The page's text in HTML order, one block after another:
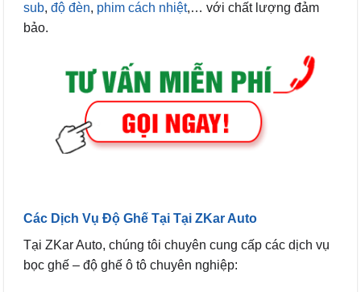
sub, độ đèn, phim cách nhiệt,… với chất lượng đảm
bảo.
Các Dịch Vụ Độ Ghế Tại Tại ZKar Auto
Tại ZKar Auto, chúng tôi chuyên cung cấp các dịch vụ
bọc ghế – độ ghế ô tô chuyên nghiệp: